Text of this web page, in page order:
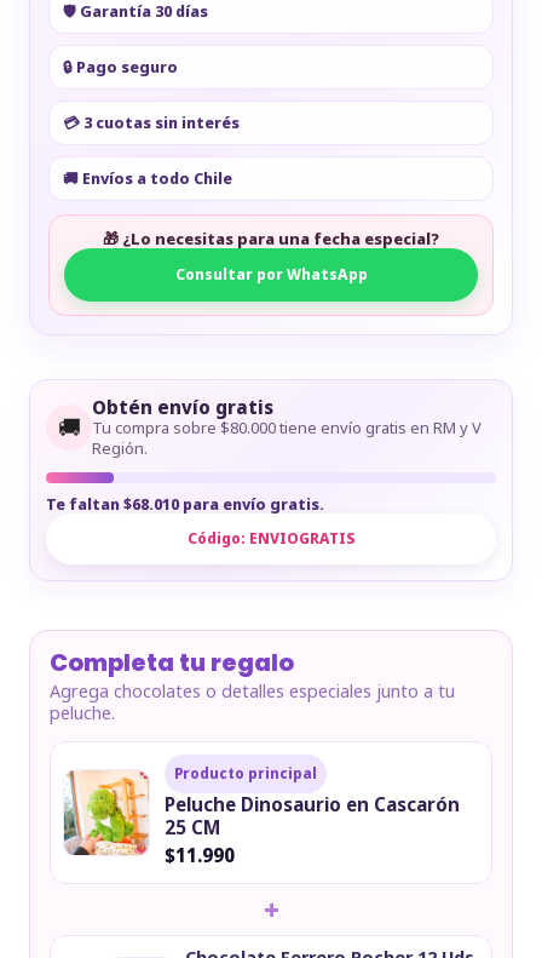
🛡️ Garantía 30 días
🔒 Pago seguro
💳 3 cuotas sin interés
🚚 Envíos a todo Chile
🎁 ¿Lo necesitas para una fecha especial?
Consultar por WhatsApp
🚚
Obtén envío gratis
Tu compra sobre $80.000 tiene envío gratis en RM y V
Región.
Te faltan $68.010 para envío gratis.
Código: ENVIOGRATIS
Completa tu regalo
Agrega chocolates o detalles especiales junto a tu
peluche.
Producto principal
Peluche Dinosaurio en Cascarón
25 CM
$11.990
+